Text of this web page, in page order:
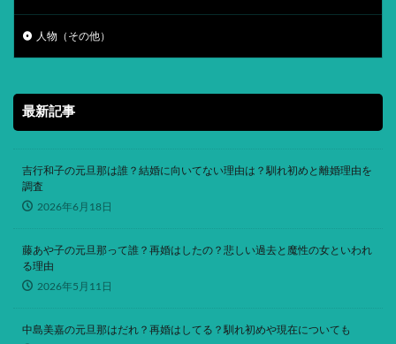
人物（その他）
最新記事
吉行和子の元旦那は誰？結婚に向いてない理由は？馴れ初めと離婚理由を
調査
2026年6月18日
藤あや子の元旦那って誰？再婚はしたの？悲しい過去と魔性の女といわれ
る理由
2026年5月11日
中島美嘉の元旦那はだれ？再婚はしてる？馴れ初めや現在についても